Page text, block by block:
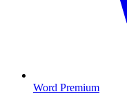
Word Premium